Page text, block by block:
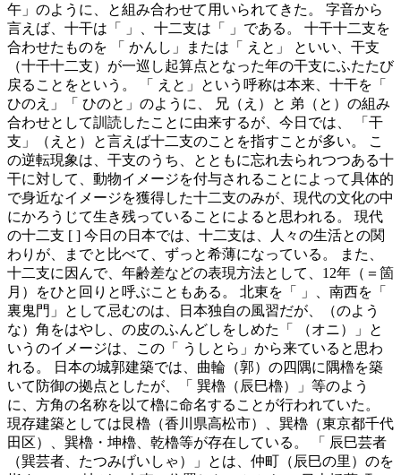
午」のように、と組み合わせて用いられてきた。 字音から
言えば、十干は「 」、十二支は「 」である。 十干十二支を
合わせたものを 「 かんし」または「 えと」 といい、干支
（十干十二支）が一巡し起算点となった年の干支にふたたび
戻ることをという。 「 えと」という呼称は本来、十干を「
ひのえ」「 ひのと」のように、 兄（え）と 弟（と）の組み
合わせとして訓読したことに由来するが、今日では、 「干
支」（えと）と言えば十二支のことを指すことが多い。 こ
の逆転現象は、干支のうち、とともに忘れ去られつつある十
干に対して、動物イメージを付与されることによって具体的
で身近なイメージを獲得した十二支のみが、現代の文化の中
にかろうじて生き残っていることによると思われる。 現代
の十二支 [ ] 今日の日本では、十二支は、人々の生活との関
わりが、までと比べて、ずっと希薄になっている。 また、
十二支に因んで、年齢差などの表現方法として、12年（＝箇
月）をひと回りと呼ぶこともある。 北東を「 」、南西を「
裏鬼門」として忌むのは、日本独自の風習だが、（のよう
な）角をはやし、の皮のふんどしをしめた「 （オニ）」と
いうのイメージは、この「 うしとら」から来ていると思わ
れる。 日本の城郭建築では、曲輪（郭）の四隅に隅櫓を築
いて防御の拠点としたが、「 巽櫓（辰巳櫓）」等のよう
に、方角の名称を以て櫓に命名することが行われていた。
現存建築としては艮櫓（香川県高松市）、巽櫓（東京都千代
田区）、巽櫓・坤櫓、乾櫓等が存在している。 「 辰巳芸者
（巽芸者、たつみげいしゃ）」とは、仲町（辰巳の里）のを